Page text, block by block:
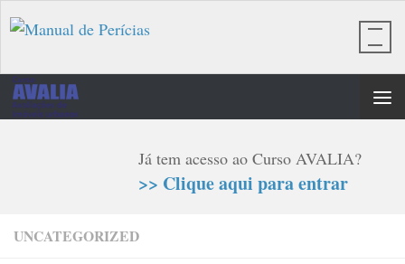
Skip to content
Já tem acesso ao Curso AVALIA?
>> Clique aqui para entrar
UNCATEGORIZED